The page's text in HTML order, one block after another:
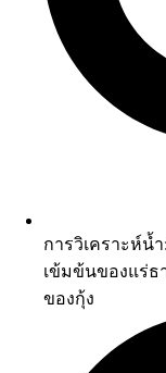
การวิเคราะห์น้
เข้มข้นของแร่ธ
ของกุ้ง